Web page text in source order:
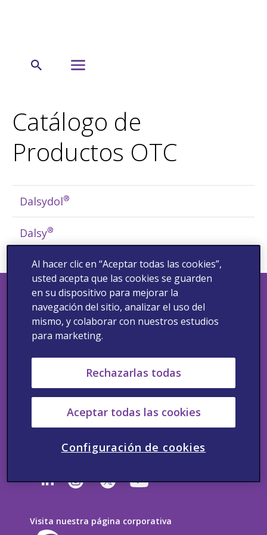
Productos Nuestros productos OTC
Catálogo de
Productos OTC
Dalsydol®
Dalsy®
Aviso de cookies
Política de privacidad
Condiciones de uso
California Supplemental Disclosure
California Supply Chain Transparency, UK and
Australia Modern Slavery Statement
Visita nuestra página corporativa
Al hacer clic en “Aceptar todas las cookies”,
usted acepta que las cookies se guarden
en su dispositivo para mejorar la
navegación del sitio, analizar el uso del
mismo, y colaborar con nuestros estudios
para marketing.
Rechazarlas todas
Aceptar todas las cookies
Configuración de cookies